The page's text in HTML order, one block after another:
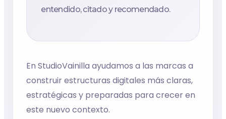
entendido, citado y recomendado.
En StudioVainilla ayudamos a las marcas a
construir estructuras digitales más claras,
estratégicas y preparadas para crecer en
este nuevo contexto.